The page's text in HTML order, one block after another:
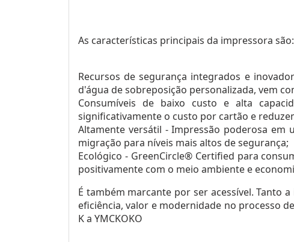
As características principais da impressora são:
Recursos de segurança integrados e
d'água de sobreposição personalizada, vem
Consumíveis de baixo custo e alta
significativamente o custo por cartão e
Altamente versátil - Impressão poderosa em
migração para níveis mais altos de segurança;
Ecológico - GreenCircle® Certified para
positivamente com o meio ambiente e
É também marcante por ser acessível. Tanto
eficiência, valor e modernidade no processo
K a YMCKOKO